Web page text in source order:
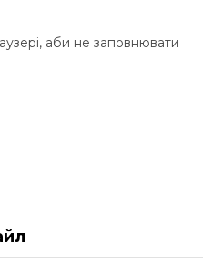
аби не заповнювати